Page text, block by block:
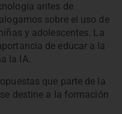
antes de
sobre el uso de
y adolescentes. La
de educar a la
la IA.
que parte de la
destine a la formación